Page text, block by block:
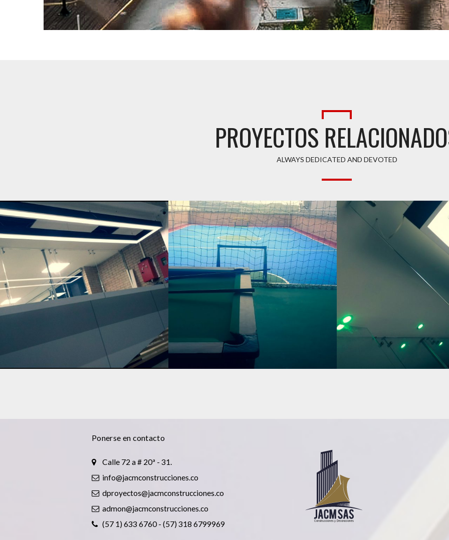
PROYECTOS
ALWAYS DEDICATED AND DEVOTED
Ponerse en contacto
Calle 72 a # 20ª - 31.
info@jacmconstrucciones.co
dproyectos@jacmconstrucciones.co
admon@jacmconstrucciones.co
(57 1) 633 6760 - (57) 318 6799969